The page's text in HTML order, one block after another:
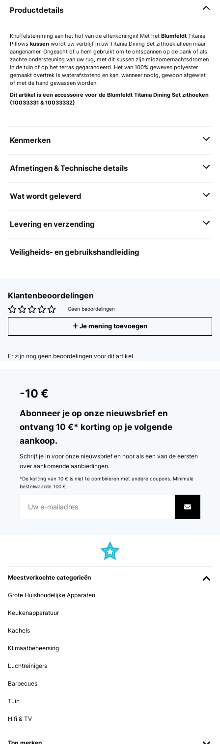
Productdetails
Knuffelstemming aan het hof van de elfenkoningin! Met het Blumfeldt Titania
Pillows kussen wordt uw verblijf in uw Titania Dining Set zithoek alleen maar
aangenamer. Ongeacht of u hem gebruikt om te ontspannen op de bank of als
zachte ondersteuning van uw rug, met dit kussen zijn midzomernachtsdromen
in de tuin of op het terras gegarandeerd. Het van 100% geweven polyester
gemaakt overtrek is waterafstotend en kan, wanneer nodig, gewoon afgewist
of met de hand gewassen worden.
Dit artikel is een accessoire voor de Blumfeldt Titania Dining Set zithoeken
(10033331 & 10033332)
Kenmerken
Afmetingen & Technische details
Wat wordt geleverd
Levering en verzending
Veiligheids- en gebruikshandleiding
Klantenbeoordelingen
Geen beoordelingen
Je mening toevoegen
Er zijn nog geen beoordelingen voor dit artikel.
-10 €
Abonneer je op onze nieuwsbrief en
ontvang 10 €* korting op je volgende
aankoop.
Schrijf je in voor onze nieuwsbrief en hoor als een van de eersten
over aankomende aanbiedingen.
*De korting van 10 € is niet te combineren met andere coupons. Minimale
bestelwaarde 100 €.
Meestverkochte categorieën
Grote Huishoudelijke Apparaten
Keukenapparatuur
Kachels
Klimaatbeheersing
Luchtreinigers
Barbecues
Tuin
Hifi & TV